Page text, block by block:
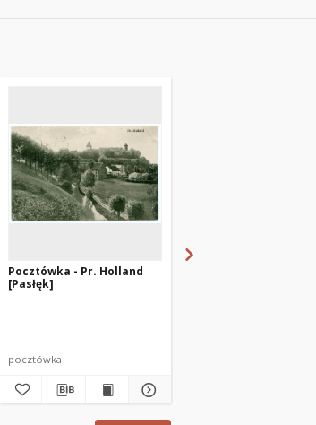
Pocztówka - Pr. Holland
[Pasłęk]
pocztówka